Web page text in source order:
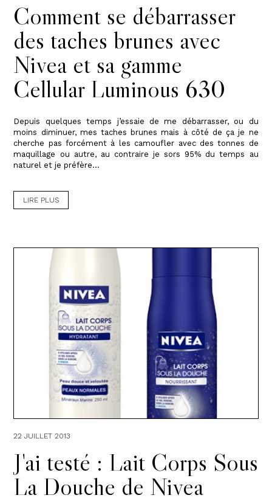
Comment se débarrasser
des taches brunes avec
Nivea et sa gamme
Cellular Luminous 630
Depuis quelques temps j’essaie de me débarrasser, ou du
moins diminuer, mes taches brunes mais à côté de ça je ne
cherche pas forcément à les camoufler avec des tonnes de
maquillage ou autre, au contraire je sors 95% du temps au
naturel et je préfère...
LIRE PLUS
22 JUILLET 2013
J'ai testé : Lait Corps Sous
La Douche de Nivea